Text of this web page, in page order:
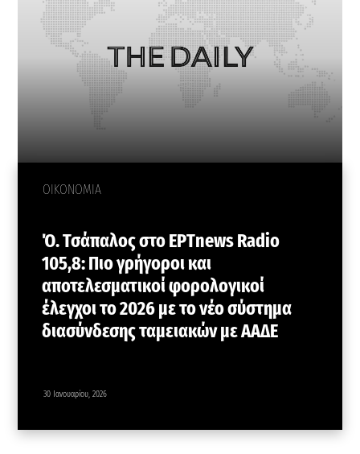
ΟΙΚΟΝΟΜΙΑ
Ό. Τσάπαλος στο ΕΡΤnews Radio
105,8: Πιο γρήγοροι και
αποτελεσματικοί φορολογικοί
έλεγχοι το 2026 με το νέο σύστημα
διασύνδεσης ταμειακών με ΑΑΔΕ
30 Ιανουαρίου, 2026